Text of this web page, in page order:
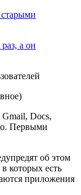
а он
Gmail, Docs,
Первыми
об этом
которых есть
приложения